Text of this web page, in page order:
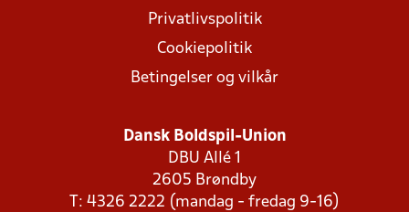
Privatlivspolitik
Cookiepolitik
Betingelser og vilkår
Dansk Boldspil-Union
DBU Allé 1
2605 Brøndby
T: 4326 2222 (mandag - fredag 9-16)